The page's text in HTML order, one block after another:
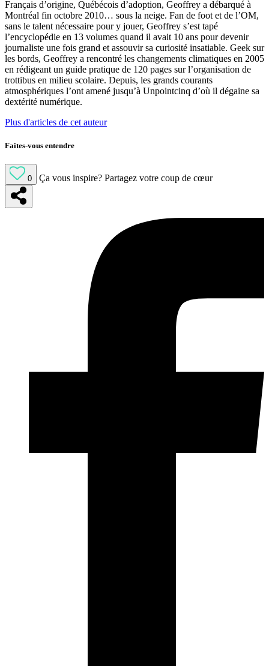
Français d’origine, Québécois d’adoption, Geoffrey a débarqué à
Montréal fin octobre 2010… sous la neige. Fan de foot et de l’OM,
sans le talent nécessaire pour y jouer, Geoffrey s’est tapé
l’encyclopédie en 13 volumes quand il avait 10 ans pour devenir
journaliste une fois grand et assouvir sa curiosité insatiable. Geek sur
les bords, Geoffrey a rencontré les changements climatiques en 2005
en rédigeant un guide pratique de 120 pages sur l’organisation de
trottibus en milieu scolaire. Depuis, les grands courants
atmosphériques l’ont amené jusqu’à Unpointcinq d’où il dégaine sa
dextérité numérique.
Plus d'articles de cet auteur
Faites-vous entendre
0 Ça vous inspire? Partagez votre coup de cœur